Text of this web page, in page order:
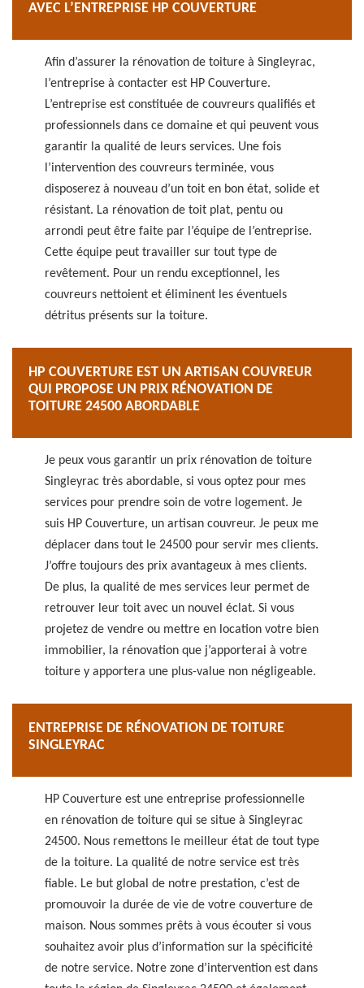
AVEC L’ENTREPRISE HP COUVERTURE
Afin d’assurer la rénovation de toiture à Singleyrac,
l’entreprise à contacter est HP Couverture.
L’entreprise est constituée de couvreurs qualifiés et
professionnels dans ce domaine et qui peuvent vous
garantir la qualité de leurs services. Une fois
l’intervention des couvreurs terminée, vous
disposerez à nouveau d’un toit en bon état, solide et
résistant. La rénovation de toit plat, pentu ou
arrondi peut être faite par l’équipe de l’entreprise.
Cette équipe peut travailler sur tout type de
revêtement. Pour un rendu exceptionnel, les
couvreurs nettoient et éliminent les éventuels
détritus présents sur la toiture.
HP COUVERTURE EST UN ARTISAN COUVREUR
QUI PROPOSE UN PRIX RÉNOVATION DE
TOITURE 24500 ABORDABLE
Je peux vous garantir un prix rénovation de toiture
Singleyrac très abordable, si vous optez pour mes
services pour prendre soin de votre logement. Je
suis HP Couverture, un artisan couvreur. Je peux me
déplacer dans tout le 24500 pour servir mes clients.
J’offre toujours des prix avantageux à mes clients.
De plus, la qualité de mes services leur permet de
retrouver leur toit avec un nouvel éclat. Si vous
projetez de vendre ou mettre en location votre bien
immobilier, la rénovation que j’apporterai à votre
toiture y apportera une plus-value non négligeable.
ENTREPRISE DE RÉNOVATION DE TOITURE
SINGLEYRAC
HP Couverture est une entreprise professionnelle
en rénovation de toiture qui se situe à Singleyrac
24500. Nous remettons le meilleur état de tout type
de la toiture. La qualité de notre service est très
fiable. Le but global de notre prestation, c’est de
promouvoir la durée de vie de votre couverture de
maison. Nous sommes prêts à vous écouter si vous
souhaitez avoir plus d’information sur la spécificité
de notre service. Notre zone d’intervention est dans